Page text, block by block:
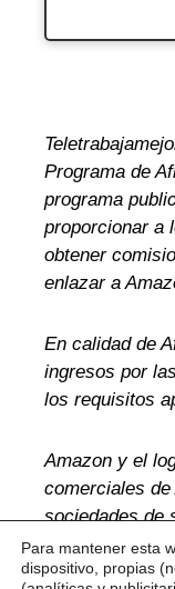
Programa de
programa
proporcionar a
obtener
enlazar a
En calidad de
ingresos por
los requisitos
Amazon y el
comerciales
sociedades de
Para mantener esta
dispositivo, propias